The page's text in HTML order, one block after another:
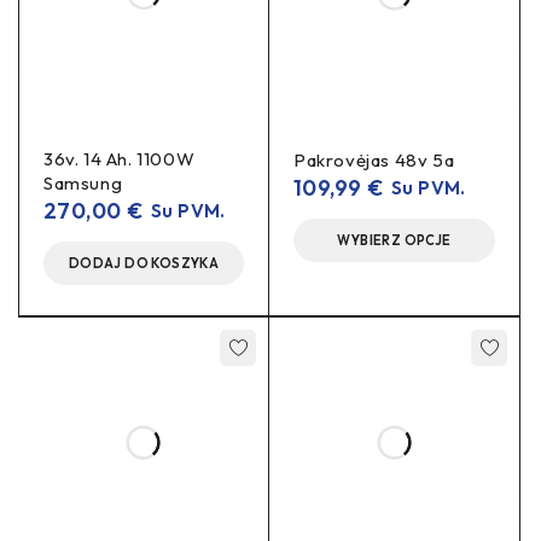
Išėjimo srovė:
užsakymą)
Suderinamumas
įkrauta ~67,2 V)
elektriniai dviračiai, paspirtukai, kitos
Naudojimo patarimai
36v. 14 Ah. 1100W
Samsung
270,00 € Su PVM.
DODAJ DO KOSZYKA
Pakrovėjas 48v 5a
109,99 € Su PVM.
WYBIERZ OPCJE